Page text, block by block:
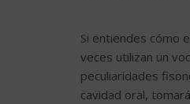
Si entiendes cómo
veces utilizan un
peculiaridades
cavidad oral,